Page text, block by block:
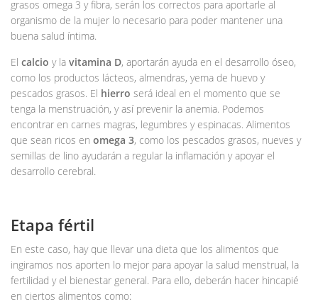
grasos omega 3 y fibra, serán los correctos para aportarle al
organismo de la mujer lo necesario para poder mantener una
buena salud íntima.
El calcio y la vitamina D, aportarán ayuda en el desarrollo óseo,
como los productos lácteos, almendras, yema de huevo y
pescados grasos. El hierro será ideal en el momento que se
tenga la menstruación, y así prevenir la anemia. Podemos
encontrar en carnes magras, legumbres y espinacas. Alimentos
que sean ricos en omega 3, como los pescados grasos, nueves y
semillas de lino ayudarán a regular la inflamación y apoyar el
desarrollo cerebral.
Etapa fértil
En este caso, hay que llevar una dieta que los alimentos que
ingiramos nos aporten lo mejor para apoyar la salud menstrual, la
fertilidad y el bienestar general. Para ello, deberán hacer hincapié
en ciertos alimentos como: